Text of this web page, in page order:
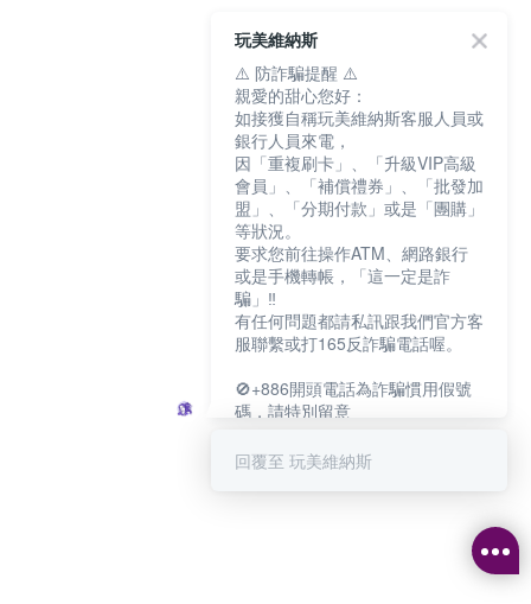
玩美維納斯
⚠️ 防詐騙提醒 ⚠️
親愛的甜心您好：
如接獲自稱玩美維納斯客服人員或
銀行人員來電，
因「重複刷卡」、「升級VIP高級
會員」、「補償禮券」、「批發加
盟」、「分期付款」或是「團購」
等狀況。
要求您前往操作ATM、網路銀行
或是手機轉帳，「這一定是詐
騙」‼️
有任何問題都請私訊跟我們官方客
服聯繫或打165反詐騙電話喔。
🚫+886開頭電話為詐騙慣用假號
碼，請特別留意
如何聯繫玩美維納斯客服?
可點擊下方對話框 "回覆 玩美維納
回覆至 玩美維納斯